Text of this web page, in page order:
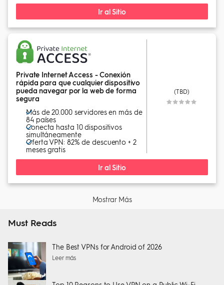
Ir al Sitio
Private Internet Access - Conexión
rápida para que cualquier dispositivo
pueda navegar por la web de forma
segura
Más de 20.000 servidores en más de
84 países
Conecta hasta 10 dispositivos
simultáneamente
Oferta VPN: 82% de descuento + 2
meses gratis
(TBD)
Ir al Sitio
Mostrar Más
Must Reads
The Best VPNs for Android of 2026
Leer más